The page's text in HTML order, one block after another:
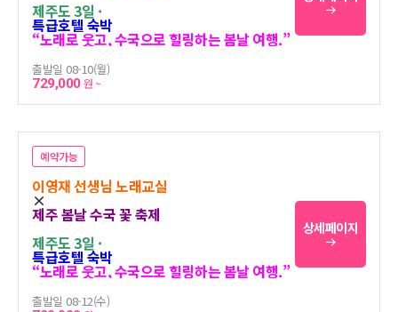
제주도 3일 ·
특급호텔 숙박
“노래로 웃고, 수국으로 힐링하는 봄날 여행.”
출발일 08-10(월)
729,000원 ~
예약가능
이영재 선생님 노래교실
×
제주 봄날 수국 꽃 축제
제주도 3일 ·
특급호텔 숙박
“노래로 웃고, 수국으로 힐링하는 봄날 여행.”
출발일 08-12(수)
상세페이지